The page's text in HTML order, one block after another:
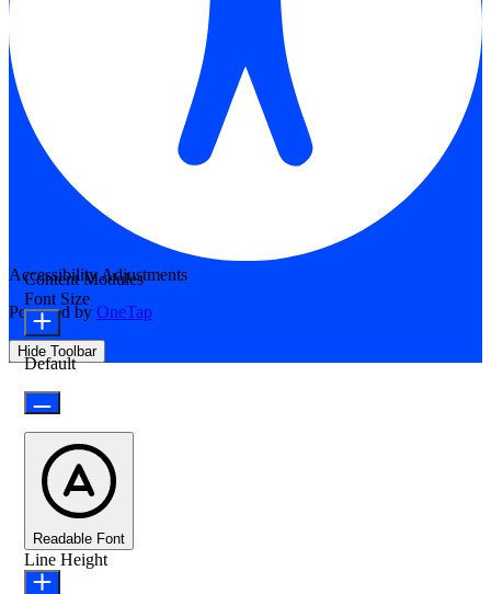
Accessibility Adjustments
Powered by OneTap
Hide Toolbar
Content Modules
Font Size
Default
Readable Font
Line Height